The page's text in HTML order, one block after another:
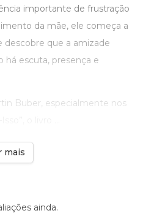
importante de frustração
da mãe, ele começa a
que a amizade
há escuta, presença e
Buber, especialmente nos
mais
ainda.